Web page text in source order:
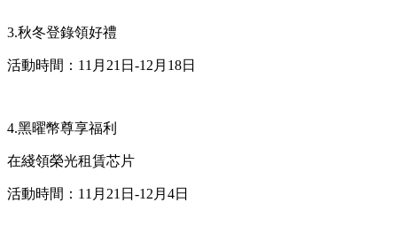
3.秋冬登錄領好禮
活動時間：11月21日-12月18日
4.黑曜幣尊享福利
在綫領榮光租賃芯片
活動時間：11月21日-12月4日